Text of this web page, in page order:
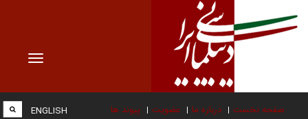
Toggle
صفحه نخست درباره ما عضویت پیوند ها ENGLISH